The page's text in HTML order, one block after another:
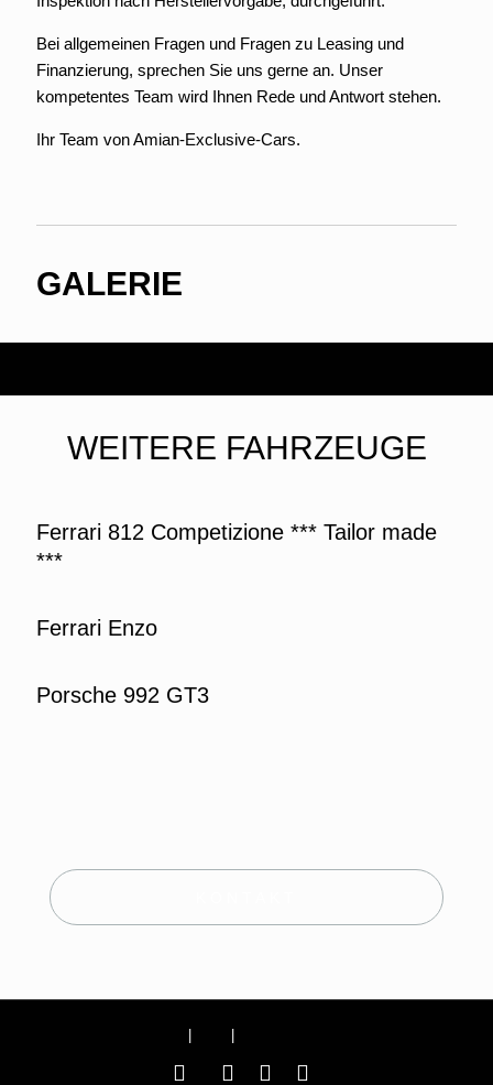
Bei allgemeinen Fragen und Fragen zu Leasing und
Finanzierung, sprechen Sie uns gerne an. Unser
kompetentes Team wird Ihnen Rede und Antwort stehen.
Ihr Team von Amian-Exclusive-Cars.
GALERIE
WEITERE FAHRZEUGE
Ferrari 812 Competizione *** Tailor made
***
Ferrari Enzo
Porsche 992 GT3